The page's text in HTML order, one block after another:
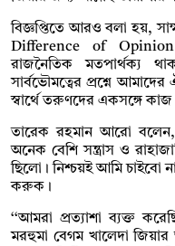
বিজ্ঞপ্তিতে আরও বলা হয়,
Difference of Opinion
রাজনৈতিক মতপার্থক্য
সার্বভৌমত্বের প্রশ্নে
স্বার্থে তরুণদের একসঙ্গে
তারেক রহমান আরো
অনেক বেশি সন্ত্রাস ও
ছিলো। নিশ্চয়ই আমি চাইবো
করুক।
‘‘আমরা প্রত্যাশা ব্যক্ত
মরহুমা বেগম খালেদা